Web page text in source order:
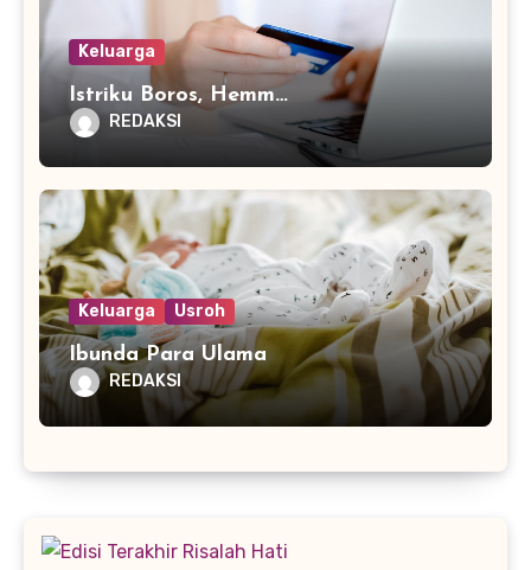
Keluarga
Istriku Boros, Hemm…
REDAKSI
Keluarga Usroh
Ibunda Para Ulama
REDAKSI